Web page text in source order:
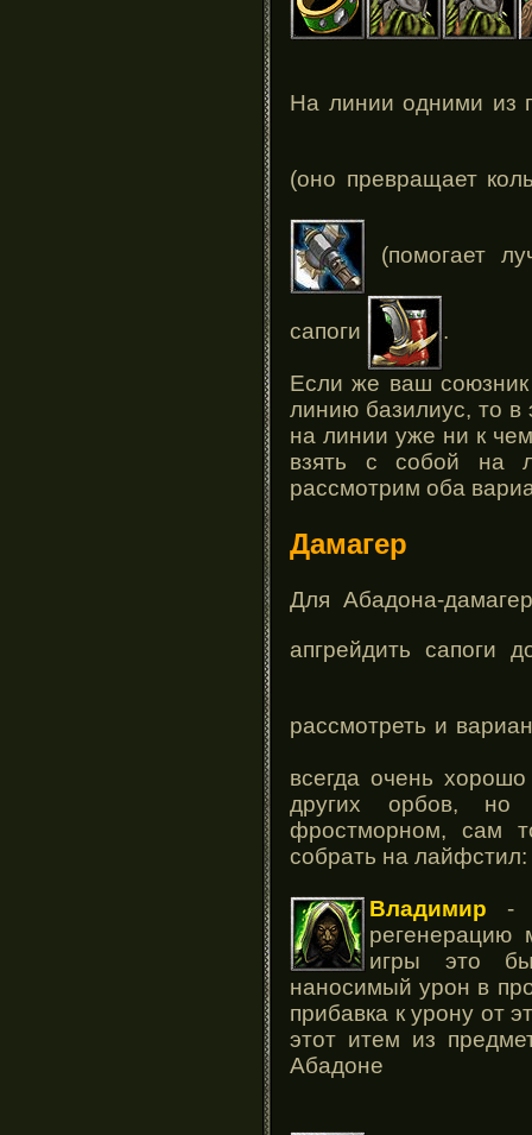
На линии одними из
(оно превращает
(помогает
сапоги .
Если же ваш
линию базилиус, то в
на линии уже ни к
взять с собой на
рассмотрим оба
Дамагер
Для Абадона-
апгрейдить сапоги
рассмотреть и
всегда очень
других орбов, но
фростморном, сам
собрать на лайфстил:
Владимир -
регенерацию
игры это
наносимый урон в
прибавка к урону от
этот итем из
Абадоне